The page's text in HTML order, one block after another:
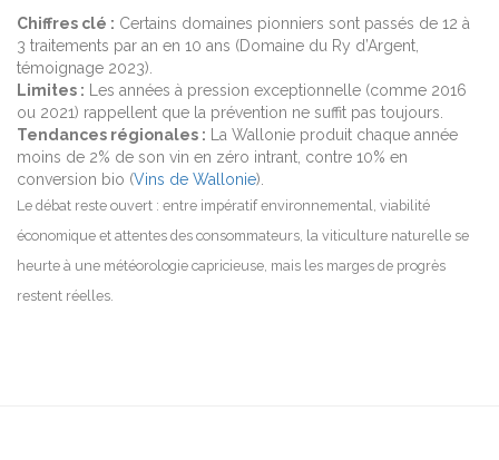
Chiffres clé : Certains domaines pionniers sont passés de 12 à
3 traitements par an en 10 ans (Domaine du Ry d’Argent,
témoignage 2023).
Limites : Les années à pression exceptionnelle (comme 2016
ou 2021) rappellent que la prévention ne suffit pas toujours.
Tendances régionales : La Wallonie produit chaque année
moins de 2% de son vin en zéro intrant, contre 10% en
conversion bio (Vins de Wallonie).
Le débat reste ouvert : entre impératif environnemental, viabilité
économique et attentes des consommateurs, la viticulture naturelle se
heurte à une météorologie capricieuse, mais les marges de progrès
restent réelles.